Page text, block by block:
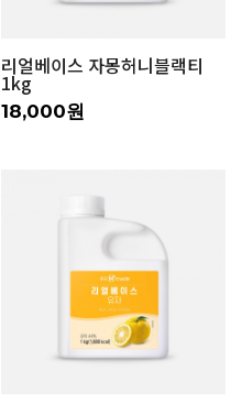
리얼베이스 자몽허니블랙티
1kg
18,000원